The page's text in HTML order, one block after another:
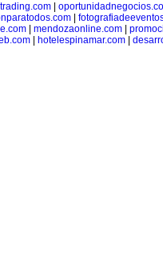
|
| mendozaonline.com|
hotelespinamar.com